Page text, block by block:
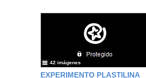
EXPERIMENTO PLASTILINA
42 imágenes